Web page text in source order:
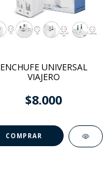
ENCHUFE UNIVERSAL
VIAJERO
$8.000